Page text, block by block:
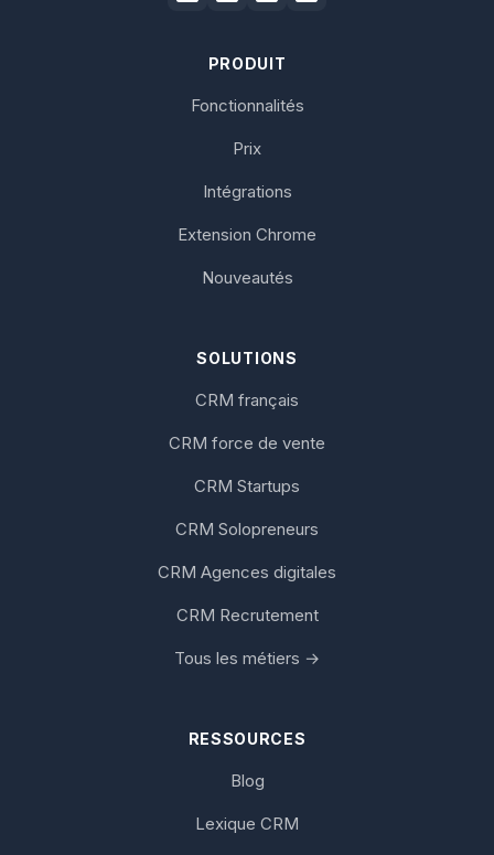
PRODUIT
Fonctionnalités
Prix
Intégrations
Extension Chrome
Nouveautés
SOLUTIONS
CRM français
CRM force de vente
CRM Startups
CRM Solopreneurs
CRM Agences digitales
CRM Recrutement
Tous les métiers →
RESSOURCES
Blog
Lexique CRM